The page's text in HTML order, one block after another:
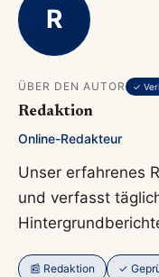
R
ÜBER DEN AUTOR ✓
Redaktion
Online-Redakteur
Unser erfahrenes
und verfasst
📰 Redaktion ✓